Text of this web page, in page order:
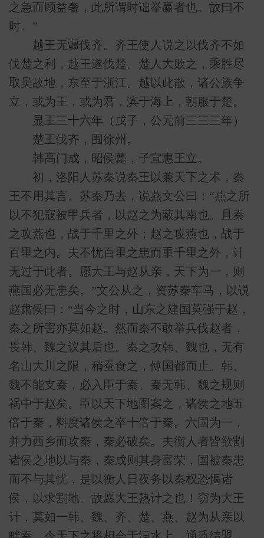
之急而顾益奢，此所谓时诎举赢者也。故曰不
时。”
越王无疆伐齐。齐王使人说之以伐齐不如
伐楚之利，越王遂伐楚。楚人大败之，乘胜尽
取吴故地，东至于浙江。越以此散，诸公族争
立，或为王，或为君，滨于海上，朝服于楚。
显王三十六年（戊子，公元前三三三年）
楚王伐齐，围徐州。
韩高门成，昭侯薨，子宣惠王立。
初，洛阳人苏秦说秦王以兼天下之术，秦
王不用其言。苏秦乃去，说燕文公曰：“燕之所
以不犯寇被甲兵者，以赵之为蔽其南也。且秦
之攻燕也，战于千里之外；赵之攻燕也，战于
百里之内。夫不忧百里之患而重千里之外，计
无过于此者。愿大王与赵从亲，天下为一，则
燕国必无患矣。”文公从之，资苏秦车马，以说
赵肃侯曰：“当今之时，山东之建国莫强于赵，
秦之所害亦莫如赵。然而秦不敢举兵伐赵者，
畏韩、魏之议其后也。秦之攻韩、魏也，无有
名山大川之限，稍蚕食之，傅国都而止。韩、
魏不能支秦，必入臣于秦。秦无韩、魏之规则
祸中于赵矣。臣以天下地图案之，诸侯之地五
倍于秦，料度诸侯之卒十倍于秦。六国为一，
并力西乡而攻秦，秦必破矣。夫衡人者皆欲割
诸侯之地以与秦，秦成则其身富荣，国被秦患
而不与其忧，是以衡人日夜务以秦权恐愒诸
侯，以求割地。故愿大王熟计之也！窃为大王
计，莫如一韩、魏、齐、楚、燕、赵为从亲以